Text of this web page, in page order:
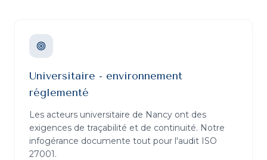
Universitaire - environnement
réglementé
Les acteurs universitaire de Nancy ont des
exigences de traçabilité et de continuité. Notre
infogérance documente tout pour l'audit ISO
27001.